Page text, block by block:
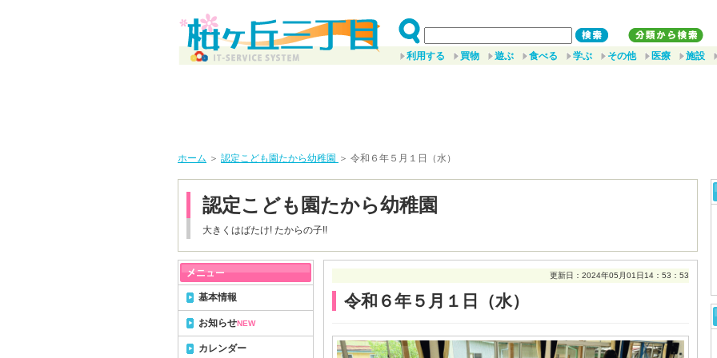
利用する 買物 遊ぶ 食べる 学ぶ その他 医療 施設
ホーム ＞ 認定こども園たから幼稚園 ＞ 令和６年５月１日（水）
認定こども園たから幼稚園
大きくはばたけ! たからの子!!
更新日：2024年05月01日14：53：53
令和６年５月１日（水）
基本情報
お知らせNEW
カレンダー